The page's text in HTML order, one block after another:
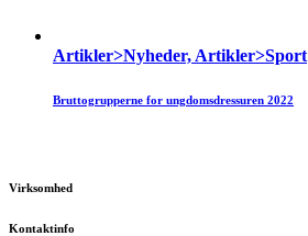
Artikler>Nyheder, Artikler>Sport
Bruttogrupperne for ungdomsdressuren 2022
Virksomhed
Kontaktinfo